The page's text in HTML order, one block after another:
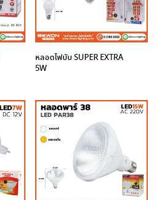
หลอดไฟบับ SUPER EXTRA
5W